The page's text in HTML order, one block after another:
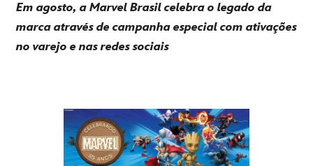
Em agosto, a Marvel Brasil celebra o legado da
marca através de campanha especial com ativações
no varejo e nas redes sociais